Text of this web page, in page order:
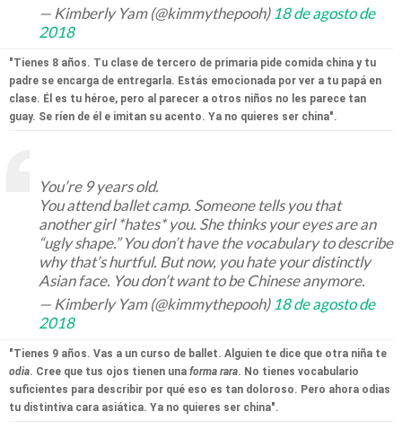
— Kimberly Yam (@kimmythepooh) 18 de agosto de
2018
"Tienes 8 años. Tu clase de tercero de primaria pide comida china y tu
padre se encarga de entregarla. Estás emocionada por ver a tu papá en
clase. Él es tu héroe, pero al parecer a otros niños no les parece tan
guay. Se ríen de él e imitan su acento. Ya no quieres ser china".
You’re 9 years old.
You attend ballet camp. Someone tells you that
another girl *hates* you. She thinks your eyes are an
“ugly shape.” You don’t have the vocabulary to describe
why that’s hurtful. But now, you hate your distinctly
Asian face. You don’t want to be Chinese anymore.
— Kimberly Yam (@kimmythepooh) 18 de agosto de
2018
"Tienes 9 años. Vas a un curso de ballet. Alguien te dice que otra niña te
odia. Cree que tus ojos tienen una forma rara. No tienes vocabulario
suficientes para describir por qué eso es tan doloroso. Pero ahora odias
tu distintiva cara asiática. Ya no quieres ser china".